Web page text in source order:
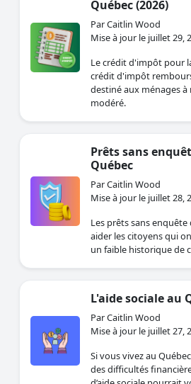
Par Caitlin Wood
Mise à jour le juillet 29,
crédit d'impôt
destiné aux ménages
modéré.
Québec
Par Caitlin Wood
Mise à jour le juillet 28,
aider les citoyens qui
un faible historique de
Par Caitlin Wood
Mise à jour le juillet 27,
des difficultés
d’aide sociale pourrait